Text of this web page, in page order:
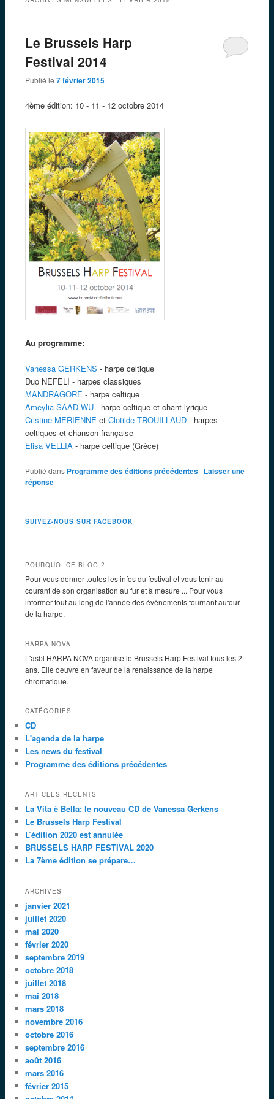
Le Brussels Harp
Festival 2014
Publié le 7 février 2015
4ème édition: 10 - 11 - 12 octobre 2014
Au programme:
Vanessa GERKENS - harpe celtique
Duo NEFELI - harpes classiques
MANDRAGORE - harpe celtique
Ameylia SAAD WU- harpe celtique et chant lyrique
Cristine MERIENNE et Clotilde TROUILLAUD- harpes
celtiques et chanson française
Elisa VELLIA- harpe celtique (Grèce)
Publié dans Programme des éditions précédentes | Laisser une
réponse
SUIVEZ-NOUS SUR FACEBOOK
POURQUOI CE BLOG ?
Pour vous donner toutes les infos du festival et vous tenir au
courant de son organisation au fur et à mesure ... Pour vous
informer tout au long de l'année des évènements tournant autour
de la harpe.
HARPA NOVA
L'asbl HARPA NOVA organise le Brussels Harp Festival tous les 2
ans. Elle oeuvre en faveur de la renaissance de la harpe
chromatique.
CATÉGORIES
CD
L'agenda de la harpe
Les news du festival
Programme des éditions précédentes
ARTICLES RÉCENTS
La Vita è Bella: le nouveau CD de Vanessa Gerkens
Le Brussels Harp Festival
L’édition 2020 est annulée
BRUSSELS HARP FESTIVAL 2020
La 7ème édition se prépare…
ARCHIVES
janvier 2021
juillet 2020
mai 2020
février 2020
septembre 2019
octobre 2018
juillet 2018
mai 2018
mars 2018
novembre 2016
octobre 2016
septembre 2016
août 2016
mars 2016
février 2015